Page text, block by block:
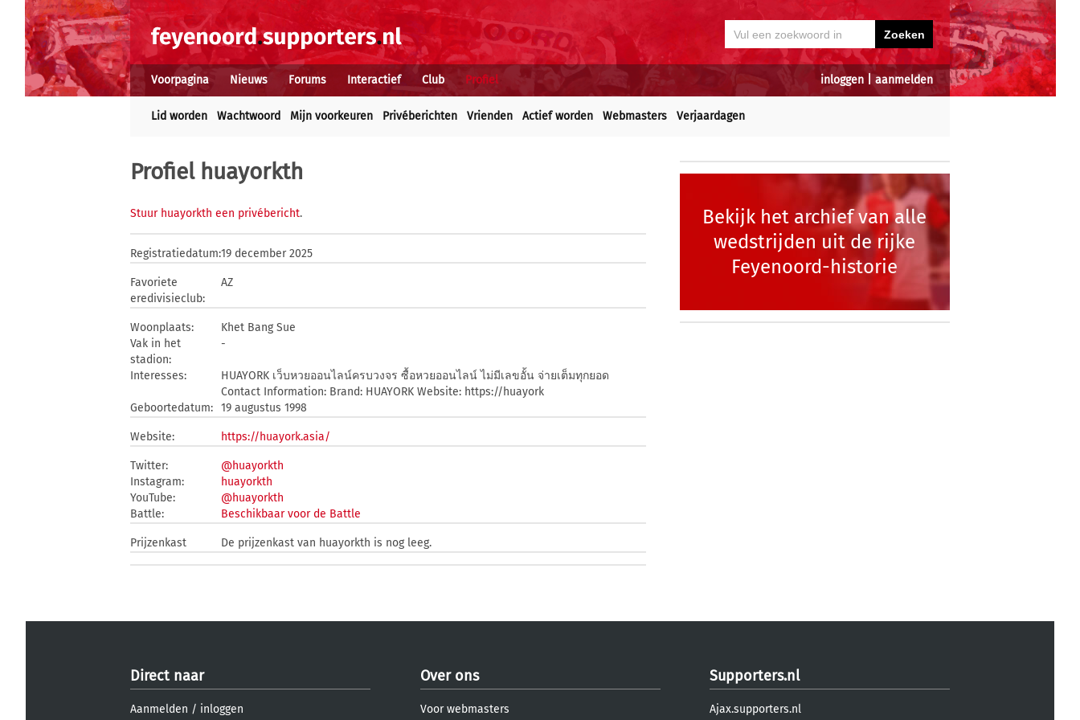
inloggen aanmelden
Voorpagina Nieuws Forums Interactief Club Profiel
Lid worden Wachtwoord Mijn voorkeuren Privéberichten Vrienden Actief worden Webmasters Verjaardagen
Profiel huayorkth
Stuur huayorkth een privébericht.
Registratiedatum:19 december 2025
Favoriete
eredivisieclub:
AZ
Woonplaats:
Khet Bang Sue
Vak in het
stadion:
-
Interesses:
HUAYORK เว็บหวยออนไลน์ครบวงจร ซื้อหวยออนไลน์ ไม่มีเลขอั้น จ่ายเต็มทุกยอด
Contact Information: Brand: HUAYORK Website: https://huayork
Geboortedatum: 19 augustus 1998
Website: https://huayork.asia/
Twitter:
@huayorkth
Instagram:
huayorkth
YouTube:
@huayorkth
Battle:
Beschikbaar voor de Battle
Prijzenkast De prijzenkast van huayorkth is nog leeg.
Bekijk het archief van alle
wedstrijden uit de rijke
Feyenoord-historie
Direct naar
Aanmelden / inloggen
Over ons
Voor webmasters
Supporters.nl
Ajax.supporters.nl